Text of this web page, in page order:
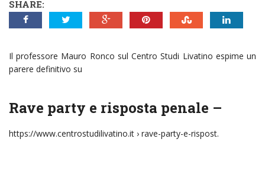
SHARE:
Il professore Mauro Ronco sul Centro Studi Livatino espime un
parere definitivo su
Rave party e risposta penale –
https://www.centrostudilivatino.it › rave-party-e-rispost.